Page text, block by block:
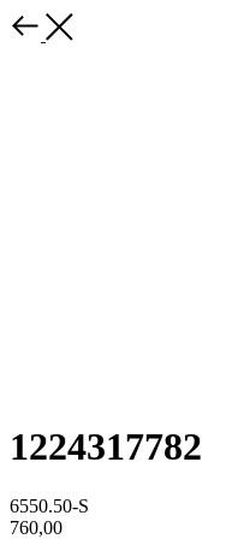
1224317782
6550.50-S
760,00